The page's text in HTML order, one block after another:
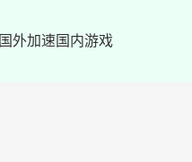
国外加速国内游戏